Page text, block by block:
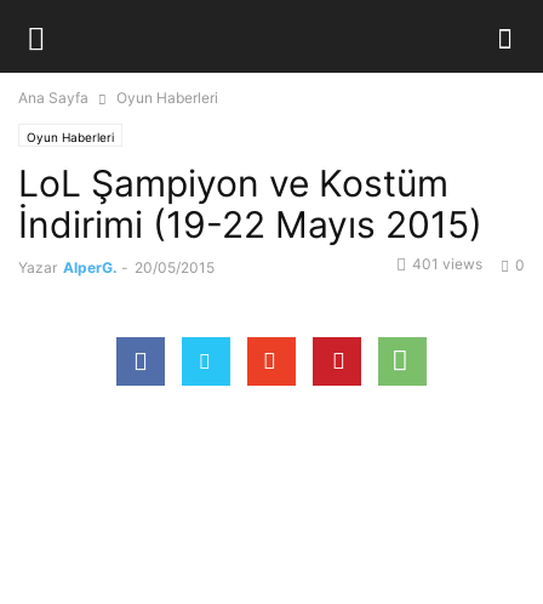
Ana Sayfa Oyun Haberleri
Oyun Haberleri
LoL Şampiyon ve Kostüm
İndirimi (19-22 Mayıs 2015)
Yazar AlperG. - 20/05/2015 0
401 views